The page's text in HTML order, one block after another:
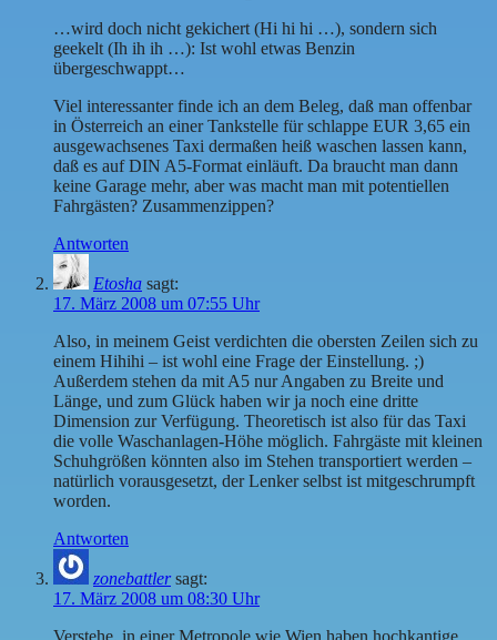
…wird doch nicht gekichert (Hi hi hi …), sondern sich
geekelt (Ih ih ih …): Ist wohl etwas Benzin
übergeschwappt…
Viel interessanter finde ich an dem Beleg, daß man offenbar
in Österreich an einer Tankstelle für schlappe EUR 3,65 ein
ausgewachsenes Taxi dermaßen heiß waschen lassen kann,
daß es auf DIN A5-Format einläuft. Da braucht man dann
keine Garage mehr, aber was macht man mit potentiellen
Fahrgästen? Zusammenzippen?
Antworten
Etosha sagt:
17. März 2008 um 07:55 Uhr
Also, in meinem Geist verdichten die obersten Zeilen sich zu
einem Hihihi – ist wohl eine Frage der Einstellung. ;)
Außerdem stehen da mit A5 nur Angaben zu Breite und
Länge, und zum Glück haben wir ja noch eine dritte
Dimension zur Verfügung. Theoretisch ist also für das Taxi
die volle Waschanlagen-Höhe möglich. Fahrgäste mit kleinen
Schuhgrößen könnten also im Stehen transportiert werden –
natürlich vorausgesetzt, der Lenker selbst ist mitgeschrumpft
worden.
Antworten
zonebattler sagt:
17. März 2008 um 08:30 Uhr
Verstehe, in einer Metropole wie Wien haben hochkantige